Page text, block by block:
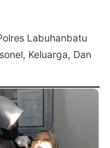
Labuhanbatu
Keluarga, Dan